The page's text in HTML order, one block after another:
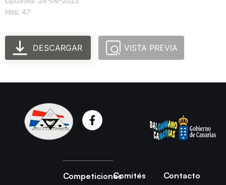
Hits: 47
DESCARGAR VISTA PREVIA
CompeticionesComités
Contacto